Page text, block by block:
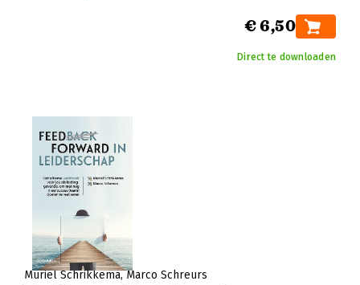
€ 6,50
Direct te downloaden
Muriel Schrikkema Marco Schreurs